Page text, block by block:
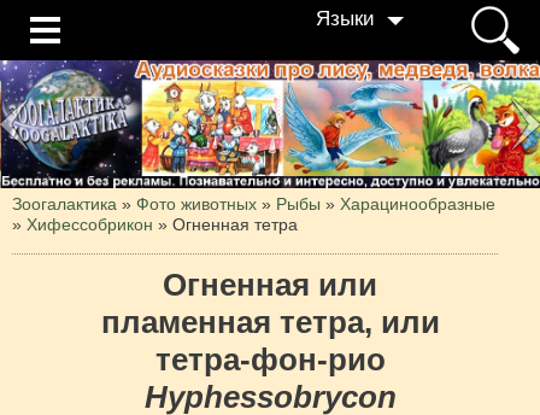
Языки
Зоогалактика » Фото животных » Рыбы » Харацинообразные
» Хифессобрикон » Огненная тетра
Огненная или
пламенная тетра, или
тетра-фон-рио
Hyphessobrycon